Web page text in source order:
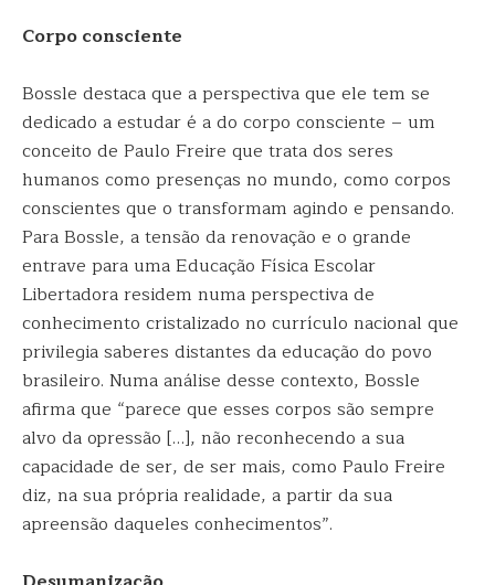
Corpo consciente
Bossle destaca que a perspectiva que ele tem se
dedicado a estudar é a do corpo consciente – um
conceito de Paulo Freire que trata dos seres
humanos como presenças no mundo, como corpos
conscientes que o transformam agindo e pensando.
Para Bossle, a tensão da renovação e o grande
entrave para uma Educação Física Escolar
Libertadora residem numa perspectiva de
conhecimento cristalizado no currículo nacional que
privilegia saberes distantes da educação do povo
brasileiro. Numa análise desse contexto, Bossle
afirma que “parece que esses corpos são sempre
alvo da opressão […], não reconhecendo a sua
capacidade de ser, de ser mais, como Paulo Freire
diz, na sua própria realidade, a partir da sua
apreensão daqueles conhecimentos”.